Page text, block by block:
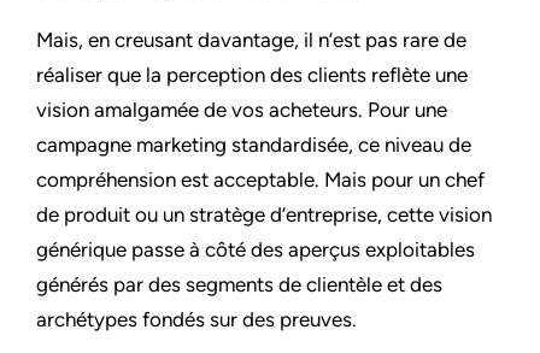
Mais, en creusant davantage, il n’est pas rare de
réaliser que la perception des clients reflète une
vision amalgamée de vos acheteurs. Pour une
campagne marketing standardisée, ce niveau de
compréhension est acceptable. Mais pour un chef
de produit ou un stratège d’entreprise, cette vision
générique passe à côté des aperçus exploitables
générés par des segments de clientèle et des
archétypes fondés sur des preuves.